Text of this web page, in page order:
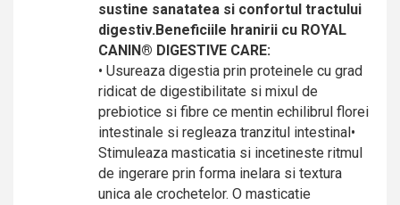
sustine sanatatea si confortul tractului
digestiv.Beneficiile hranirii cu ROYAL
CANIN® DIGESTIVE CARE:
• Usureaza digestia prin proteinele cu grad
ridicat de digestibilitate si mixul de
prebiotice si fibre ce mentin echilibrul florei
intestinale si regleaza tranzitul intestinal•
Stimuleaza masticatia si incetineste ritmul
de ingerare prin forma inelara si textura
unica ale crochetelor. O masticatie